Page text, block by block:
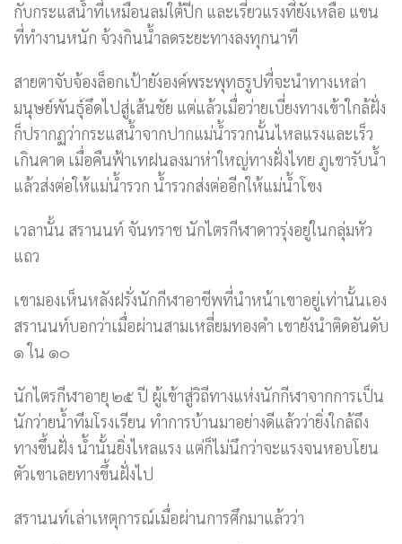
กับกระแสน้ำที่เหมือนลมใต้ปีก และเรี่ยวแรงที่ยังเหลือ แขน
ที่ทำงานหนัก จ้วงกินน้ำลดระยะทางลงทุกนาที
สายตาจับจ้องล็อกเป้ายังองค์พระพุทธรูปที่จะนำทางเหล่า
มนุษย์พันธุ์อึดไปสู่เส้นชัย แต่แล้วเมื่อว่ายเบี่ยงทางเข้าใกล้ฝั่ง
ก็ปรากฏว่ากระแสน้ำจากปากแม่น้ำรวกนั้นไหลแรงและเร็ว
เกินคาด เมื่อคืนฟ้าเทฝนลงมาห่าใหญ่ทางฝั่งไทย ภูเขารับน้ำ
แล้วส่งต่อให้แม่น้ำรวก น้ำรวกส่งต่ออีกให้แม่น้ำโขง
เวลานั้น สรานนท์ จันทราช นักไตรกีฬาดาวรุ่งอยู่ในกลุ่มหัว
แถว
เขามองเห็นหลังฝรั่งนักกีฬาอาชีพที่นำหน้าเขาอยู่เท่านั้นเอง
สรานนท์บอกว่าเมื่อผ่านสามเหลี่ยมทองคำ เขายังนำติดอันดับ
๑ ใน ๑๐
นักไตรกีฬาอายุ ๒๕ ปี ผู้เข้าสู่วิถีทางแห่งนักกีฬาจากการเป็น
นักว่ายน้ำทีมโรงเรียน ทำการบ้านมาอย่างดีแล้วว่ายิ่งใกล้ถึง
ทางขึ้นฝั่ง น้ำนั้นยิ่งไหลแรง แต่ก็ไม่นึกว่าจะแรงจนหอบโยน
ตัวเขาเลยทางขึ้นฝั่งไป
สรานนท์เล่าเหตุการณ์เมื่อผ่านการศึกมาแล้วว่า